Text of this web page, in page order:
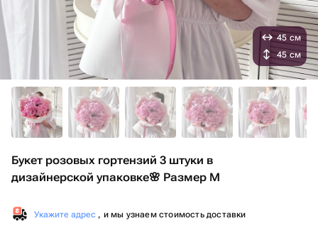
Букет розовых гортензий 3 штуки в
дизайнерской упаковке🌸 Размер М
Укажите адрес , и мы узнаем стоимость доставки
45 см
45 см